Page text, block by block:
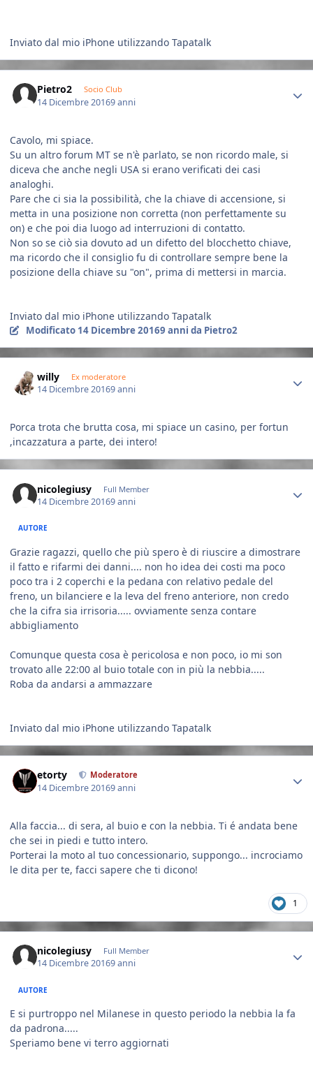
Inviato dal mio iPhone utilizzando Tapatalk
Pietro2 Socio Club
14 Dicembre 20169 anni
Cavolo, mi spiace.
Su un altro forum MT se n'è parlato, se non ricordo male, si
diceva che anche negli USA si erano verificati dei casi
analoghi.
Pare che ci sia la possibilità, che la chiave di accensione, si
metta in una posizione non corretta (non perfettamente su
on) e che poi dia luogo ad interruzioni di contatto.
Non so se ciò sia dovuto ad un difetto del blocchetto chiave,
ma ricordo che il consiglio fu di controllare sempre bene la
posizione della chiave su "on", prima di mettersi in marcia.
Inviato dal mio iPhone utilizzando Tapatalk
Modificato 14 Dicembre 20169 anni da Pietro2
willy Ex moderatore
14 Dicembre 20169 anni
Porca trota che brutta cosa, mi spiace un casino, per fortun
,incazzatura a parte, dei intero!
nicolegiusy Full Member
14 Dicembre 20169 anni
AUTORE
Grazie ragazzi, quello che più spero è di riuscire a dimostrare
il fatto e rifarmi dei danni.... non ho idea dei costi ma poco
poco tra i 2 coperchi e la pedana con relativo pedale del
freno, un bilanciere e la leva del freno anteriore, non credo
che la cifra sia irrisoria..... ovviamente senza contare
abbigliamento
Comunque questa cosa è pericolosa e non poco, io mi son
trovato alle 22:00 al buio totale con in più la nebbia.....
Roba da andarsi a ammazzare
Inviato dal mio iPhone utilizzando Tapatalk
etorty Moderatore
14 Dicembre 20169 anni
Alla faccia... di sera, al buio e con la nebbia. Ti é andata bene
che sei in piedi e tutto intero.
Porterai la moto al tuo concessionario, suppongo... incrociamo
le dita per te, facci sapere che ti dicono!
1
nicolegiusy Full Member
14 Dicembre 20169 anni
AUTORE
E si purtroppo nel Milanese in questo periodo la nebbia la fa
da padrona.....
Speriamo bene vi terro aggiornati